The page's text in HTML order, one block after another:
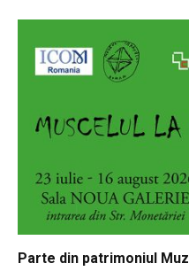
Parte din patrimoniul